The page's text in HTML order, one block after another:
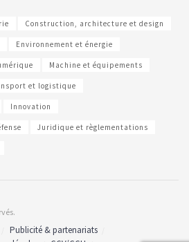
Construction, architecture et design
Environnement et énergie
Machine et équipements
et logistique
Innovation
Juridique et règlementations
Publicité & partenariats